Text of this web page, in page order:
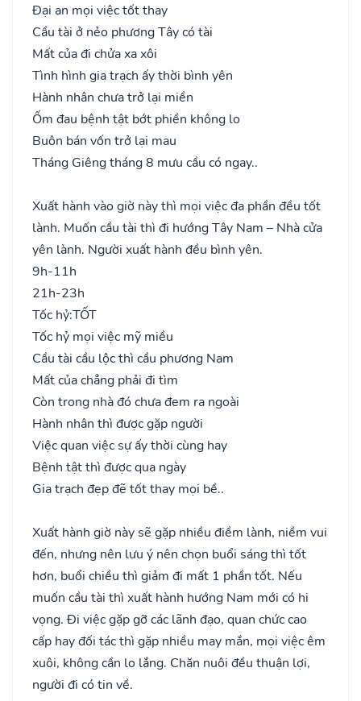
Đại an mọi việc tốt thay
Cầu tài ở nẻo phương Tây có tài
Mất của đi chửa xa xôi
Tình hình gia trạch ấy thời bình yên
Hành nhân chưa trở lại miền
Ốm đau bệnh tật bớt phiền không lo
Buôn bán vốn trở lại mau
Tháng Giêng tháng 8 mưu cầu có ngay..
Xuất hành vào giờ này thì mọi việc đa phần đều tốt
lành. Muốn cầu tài thì đi hướng Tây Nam – Nhà cửa
yên lành. Người xuất hành đều bình yên.
9h-11h
21h-23h
Tốc hỷ:TỐT
Tốc hỷ mọi việc mỹ miều
Cầu tài cầu lộc thì cầu phương Nam
Mất của chẳng phải đi tìm
Còn trong nhà đó chưa đem ra ngoài
Hành nhân thì được gặp người
Việc quan việc sự ấy thời cùng hay
Bệnh tật thì được qua ngày
Gia trạch đẹp đẽ tốt thay mọi bề..
Xuất hành giờ này sẽ gặp nhiều điềm lành, niềm vui
đến, nhưng nên lưu ý nên chọn buổi sáng thì tốt
hơn, buổi chiều thì giảm đi mất 1 phần tốt. Nếu
muốn cầu tài thì xuất hành hướng Nam mới có hi
vọng. Đi việc gặp gỡ các lãnh đạo, quan chức cao
cấp hay đối tác thì gặp nhiều may mắn, mọi việc êm
xuôi, không cần lo lắng. Chăn nuôi đều thuận lợi,
người đi có tin về.